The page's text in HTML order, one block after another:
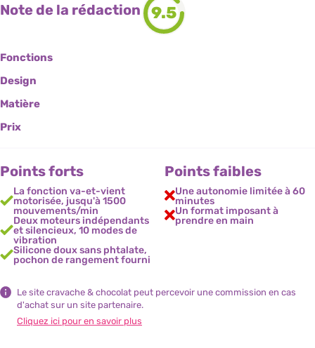
Note de la rédaction 9.5
Fonctions
Design
Matière
Prix
Points forts
La fonction va-et-vient
motorisée, jusqu'à 1500
mouvements/min
Deux moteurs indépendants
et silencieux, 10 modes de
vibration
Silicone doux sans phtalate,
pochon de rangement fourni
Points faibles
Une autonomie limitée à 60
minutes
Un format imposant à
prendre en main
Le site cravache & chocolat peut percevoir une commission en cas
d'achat sur un site partenaire.
Cliquez ici pour en savoir plus